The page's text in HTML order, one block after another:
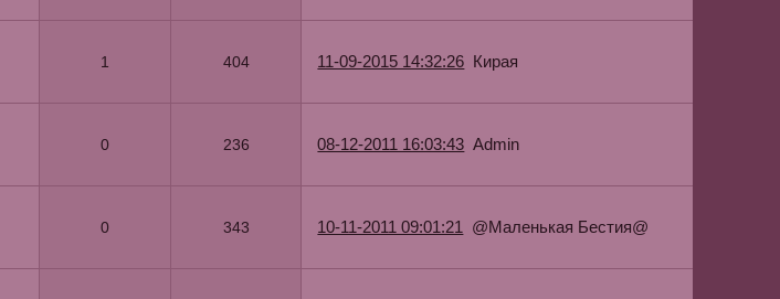
1 404 11-09-2015 14:32:26 Кирая
0 236 08-12-2011 16:03:43 Admin
0 343 10-11-2011 09:01:21 @Маленькая Бестия@